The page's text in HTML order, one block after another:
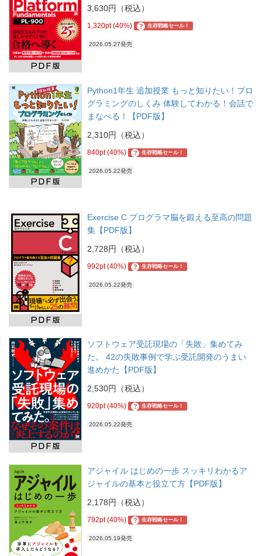
3,630円（税込）
1,320pt (40%) ? 生存戦略セール！
2026.05.27発売
Python1年生 追加授業 もっと知りたい！プロ
グラミングのしくみ 体験してわかる！会話で
まなべる！【PDF版】
2,310円（税込）
840pt (40%) ? 生存戦略セール！
2026.05.22発売
Exercise C プログラマ脳を鍛える至高の問題
集【PDF版】
2,728円（税込）
992pt (40%) ? 生存戦略セール！
2026.05.22発売
ソフトウェア受託現場の「失敗」集めてみ
た。 42の失敗事例で学ぶ受託開発のうまい
進めかた【PDF版】
2,530円（税込）
920pt (40%) ? 生存戦略セール！
2026.05.22発売
アジャイル はじめの一歩 スッキリわかるア
ジャイルの基本と役立て方【PDF版】
2,178円（税込）
792pt (40%) ? 生存戦略セール！
2026.05.19発売